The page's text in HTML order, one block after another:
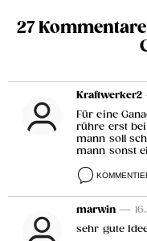
27
Kraftwerker2
Für eine
rühre erst
mann soll
mann sonst
marwin —
sehr gute